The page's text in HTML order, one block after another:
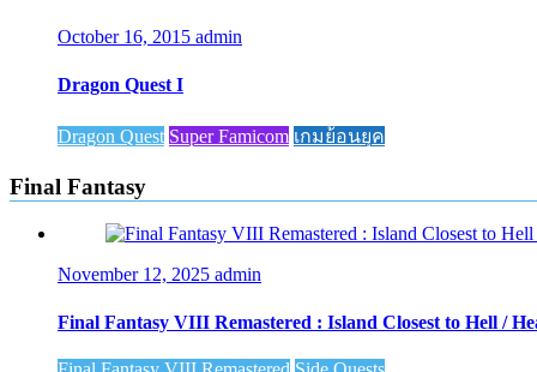
October 16, 2015 admin
Dragon Quest I
Dragon Quest Super Famicom เกมย้อนยุค
Final Fantasy
November 12, 2025 admin
Final Fantasy VIII Remastered : Island Closest to Hell /